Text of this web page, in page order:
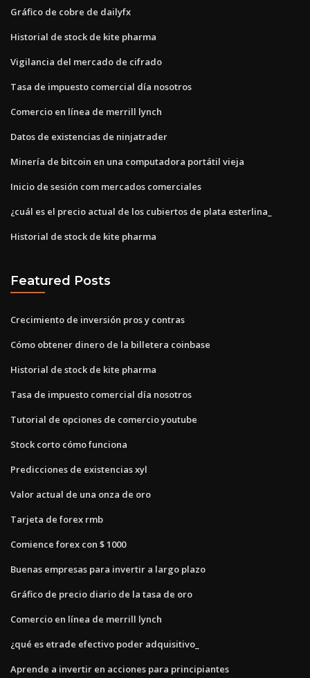
Gráfico de cobre de dailyfx
Historial de stock de kite pharma
Vigilancia del mercado de cifrado
Tasa de impuesto comercial día nosotros
Comercio en línea de merrill lynch
Datos de existencias de ninjatrader
Minería de bitcoin en una computadora portátil vieja
Inicio de sesión com mercados comerciales
¿cuál es el precio actual de los cubiertos de plata esterlina_
Historial de stock de kite pharma
Featured Posts
Crecimiento de inversión pros y contras
Cómo obtener dinero de la billetera coinbase
Historial de stock de kite pharma
Tasa de impuesto comercial día nosotros
Tutorial de opciones de comercio youtube
Stock corto cómo funciona
Predicciones de existencias xyl
Valor actual de una onza de oro
Tarjeta de forex rmb
Comience forex con $ 1000
Buenas empresas para invertir a largo plazo
Gráfico de precio diario de la tasa de oro
Comercio en línea de merrill lynch
¿qué es etrade efectivo poder adquisitivo_
Aprende a invertir en acciones para principiantes